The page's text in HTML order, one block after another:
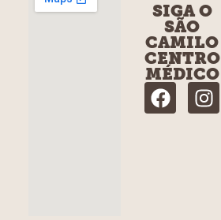
SIGA O
SÃO
CAMILO
CENTRO
MÉDICO